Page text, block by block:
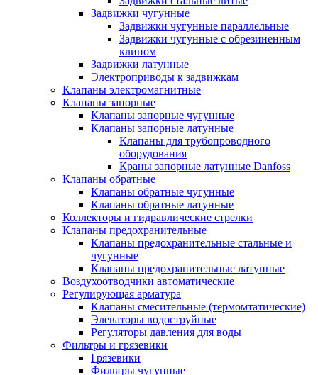
Задвижки чугунные
Задвижки чугунные параллельные
Задвижки чугунные с обрезиненным
клином
Задвижки латунные
Электроприводы к задвижкам
Клапаны электромагнитные
Клапаны запорные
Клапаны запорные чугунные
Клапаны запорные латунные
Клапаны для трубопроводного
оборудования
Краны запорные латунные Danfoss
Клапаны обратные
Клапаны обратные чугунные
Клапаны обратные латунные
Коллекторы и гидравлические стрелки
Клапаны предохранительные
Клапаны предохранительные стальные и
чугунные
Клапаны предохранительные латунные
Воздухоотводчики автоматические
Регулирующая арматура
Клапаны смесительные (термомтатические)
Элеваторы водоструйные
Регуляторы давления для воды
Фильтры и грязевики
Грязевики
Фильтры чугунные